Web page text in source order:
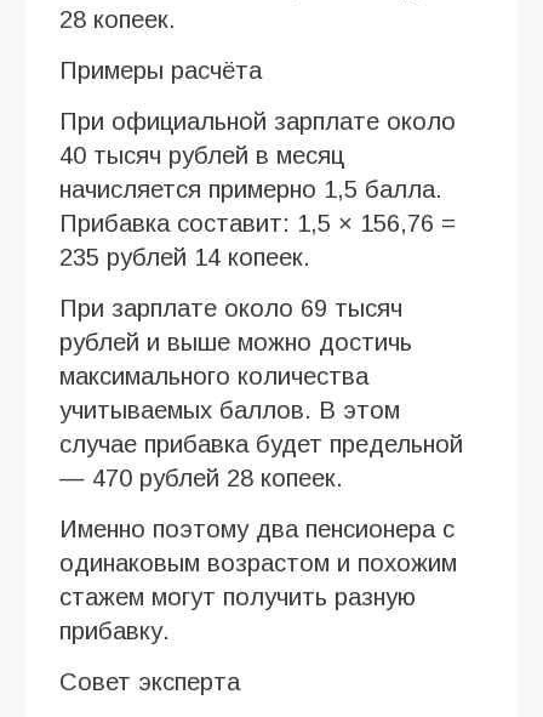
28 копеек.
Примеры расчёта
При официальной зарплате около
40 тысяч рублей в месяц
начисляется примерно 1,5 балла.
Прибавка составит: 1,5 × 156,76 =
235 рублей 14 копеек.
При зарплате около 69 тысяч
рублей и выше можно достичь
максимального количества
учитываемых баллов. В этом
случае прибавка будет предельной
— 470 рублей 28 копеек.
Именно поэтому два пенсионера с
одинаковым возрастом и похожим
стажем могут получить разную
прибавку.
Совет эксперта